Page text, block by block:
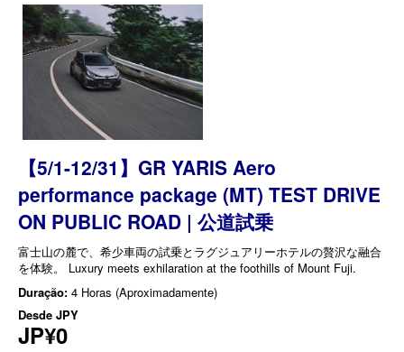
【5/1-12/31】GR YARIS Aero
performance package (MT) TEST DRIVE
ON PUBLIC ROAD | 公道試乗
富士山の麓で、希少車両の試乗とラグジュアリーホテルの贅沢な融合
を体験。 Luxury meets exhilaration at the foothills of Mount Fuji.
Duração: 4 Horas (Aproximadamente)
Desde JPY
JP¥0